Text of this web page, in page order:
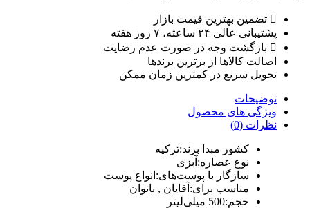
تضمین بهترین قیمت بازار
پشتیبانی عالی ۲۴ ساعته، ۷ روز هفته
بازگشت وجه در صورت عدم رضایت
اصالت کالاها از برترین برندها
تحویل سریع در کمترین زمان ممکن
توضیحات
ویژگی های محصول
نظرات (0)
کشور مبدا برند:ترکیه
نوع عصاره: آبزی
سازگار با پوست‌های: انواع پوست
مناسب برای: آقایان , بانوان
حجم:500 میلی‌لیتر